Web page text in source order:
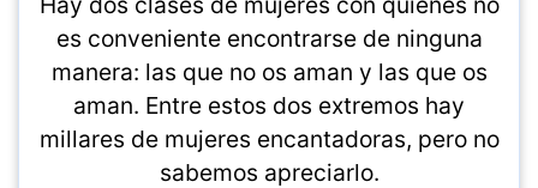
es conveniente encontrarse de ninguna
manera: las que no os aman y las que os
aman. Entre estos dos extremos hay
millares de mujeres encantadoras, pero no
sabemos apreciarlo.